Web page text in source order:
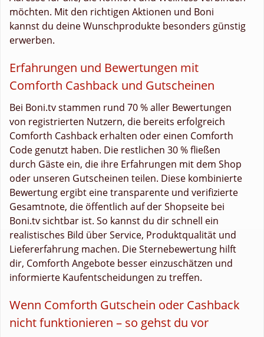
möchten. Mit den richtigen Aktionen und Boni
kannst du deine Wunschprodukte besonders günstig
erwerben.
Erfahrungen und Bewertungen mit
Comforth Cashback und Gutscheinen
Bei Boni.tv stammen rund 70 % aller Bewertungen
von registrierten Nutzern, die bereits erfolgreich
Comforth Cashback erhalten oder einen Comforth
Code genutzt haben. Die restlichen 30 % fließen
durch Gäste ein, die ihre Erfahrungen mit dem Shop
oder unseren Gutscheinen teilen. Diese kombinierte
Bewertung ergibt eine transparente und verifizierte
Gesamtnote, die öffentlich auf der Shopseite bei
Boni.tv sichtbar ist. So kannst du dir schnell ein
realistisches Bild über Service, Produktqualität und
Liefererfahrung machen. Die Sternebewertung hilft
dir, Comforth Angebote besser einzuschätzen und
informierte Kaufentscheidungen zu treffen.
Wenn Comforth Gutschein oder Cashback
nicht funktionieren – so gehst du vor